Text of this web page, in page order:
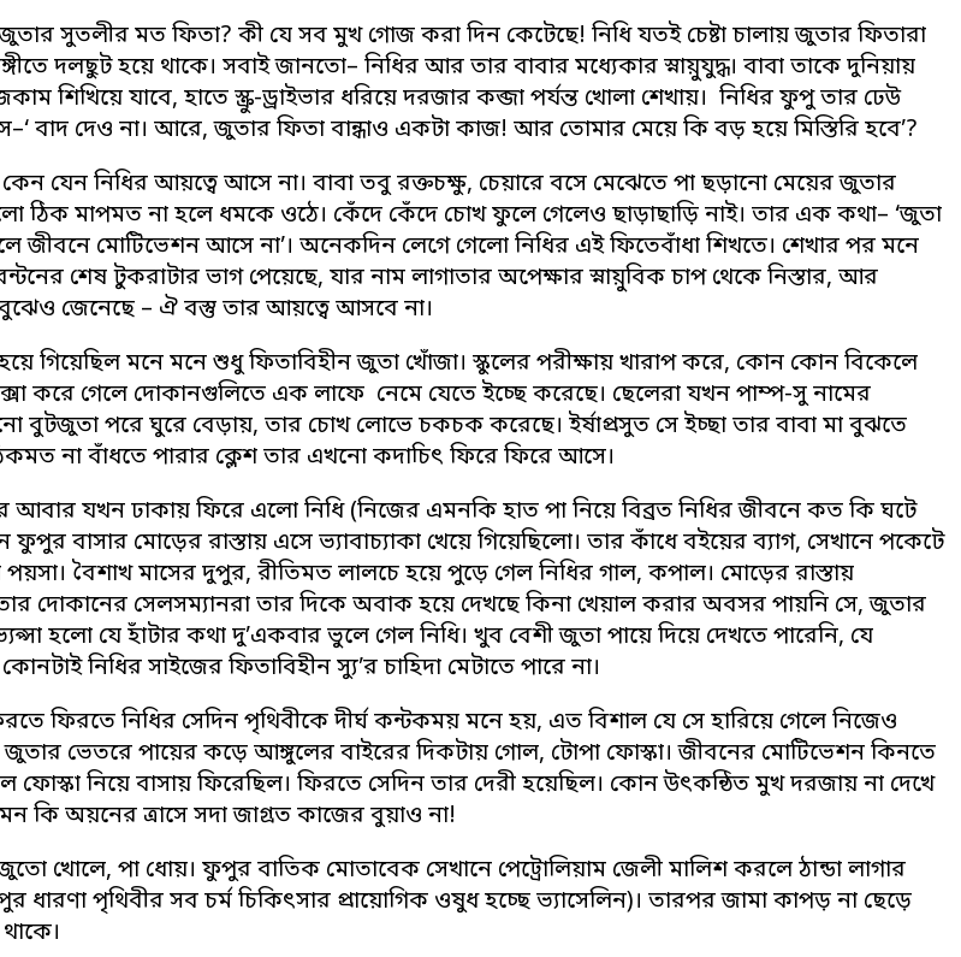
সুতলীর মত ফিতা? কী যে সব মুখ গোজ করা দিন কেটেছে! নিধি যতই চেষ্টা চালায় জুতার ফিতারা
দলছুট হয়ে থাকে। সবাই জানতো– নিধির আর তার বাবার মধ্যেকার স্নায়ুযুদ্ধ। বাবা তাকে দুনিয়ায়
শিখিয়ে যাবে, হাতে স্ক্রু-ড্রাইভার ধরিয়ে দরজার কব্জা পর্যন্ত খোলা শেখায়। নিধির ফুপু তার ঢেউ
বাদ দেও না। আরে, জুতার ফিতা বান্ধাও একটা কাজ! আর তোমার মেয়ে কি বড় হয়ে মিস্তিরি হবে’?
যেন নিধির আয়ত্বে আসে না। বাবা তবু রক্তচক্ষু, চেয়ারে বসে মেঝেতে পা ছড়ানো মেয়ের জুতার
ঠিক মাপমত না হলে ধমকে ওঠে। কেঁদে কেঁদে চোখ ফুলে গেলেও ছাড়াছাড়ি নাই। তার এক কথা– ‘জুতা
জীবনে মোটিভেশন আসে না’। অনেকদিন লেগে গেলো নিধির এই ফিতেবাঁধা শিখতে। শেখার পর মনে
শেষ টুকরাটার ভাগ পেয়েছে, যার নাম লাগাতার অপেক্ষার স্নায়ুবিক চাপ থেকে নিস্তার, আর
জেনেছে – ঐ বস্তু তার আয়ত্বে আসবে না।
গিয়েছিল মনে মনে শুধু ফিতাবিহীন জুতা খোঁজা। স্কুলের পরীক্ষায় খারাপ করে, কোন কোন বিকেলে
করে গেলে দোকানগুলিতে এক লাফে নেমে যেতে ইচ্ছে করেছে। ছেলেরা যখন পাম্প-সু নামের
বুটজুতা পরে ঘুরে বেড়ায়, তার চোখ লোভে চকচক করেছে। ইর্ষাপ্রসুত সে ইচ্ছা তার বাবা মা বুঝতে
না বাঁধতে পারার ক্লেশ তার এখনো কদাচিৎ ফিরে ফিরে আসে।
যখন ঢাকায় ফিরে এলো নিধি (নিজের এমনকি হাত পা নিয়ে বিব্রত নিধির জীবনে কত কি ঘটে
বাসার মোড়ের রাস্তায় এসে ভ্যাবাচ্যাকা খেয়ে গিয়েছিলো। তার কাঁধে বইয়ের ব্যাগ, সেখানে পকেটে
বৈশাখ মাসের দুপুর, রীতিমত লালচে হয়ে পুড়ে গেল নিধির গাল, কপাল। মোড়ের রাস্তায়
দোকানের সেলসম্যানরা তার দিকে অবাক হয়ে দেখছে কিনা খেয়াল করার অবসর পায়নি সে, জুতার
হলো যে হাঁটার কথা দু’একবার ভুলে গেল নিধি। খুব বেশী জুতা পায়ে দিয়ে দেখতে পারেনি, যে
নিধির সাইজের ফিতাবিহীন স্যু’র চাহিদা মেটাতে পারে না।
ফিরতে নিধির সেদিন পৃথিবীকে দীর্ঘ কন্টকময় মনে হয়, এত বিশাল যে সে হারিয়ে গেলে নিজেও
জুতার ভেতরে পায়ের কড়ে আঙ্গুলের বাইরের দিকটায় গোল, টোপা ফোস্কা। জীবনের মোটিভেশন কিনতে
ফোস্কা নিয়ে বাসায় ফিরেছিল। ফিরতে সেদিন তার দেরী হয়েছিল। কোন উৎকন্ঠিত মুখ দরজায় না দেখে
কি অয়নের ত্রাসে সদা জাগ্রত কাজের বুয়াও না!
খোলে, পা ধোয়। ফুপুর বাতিক মোতাবেক সেখানে পেট্রোলিয়াম জেলী মালিশ করলে ঠান্ডা লাগার
ধারণা পৃথিবীর সব চর্ম চিকিৎসার প্রায়োগিক ওষুধ হচ্ছে ভ্যাসেলিন)। তারপর জামা কাপড় না ছেড়ে